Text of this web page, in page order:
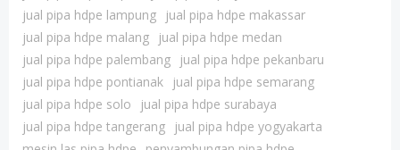
jual pipa hdpe lampung
jual pipa hdpe makassar
jual pipa hdpe malang
jual pipa hdpe medan
jual pipa hdpe palembang
jual pipa hdpe pekanbaru
jual pipa hdpe pontianak
jual pipa hdpe semarang
jual pipa hdpe solo
jual pipa hdpe surabaya
jual pipa hdpe tangerang
jual pipa hdpe yogyakarta